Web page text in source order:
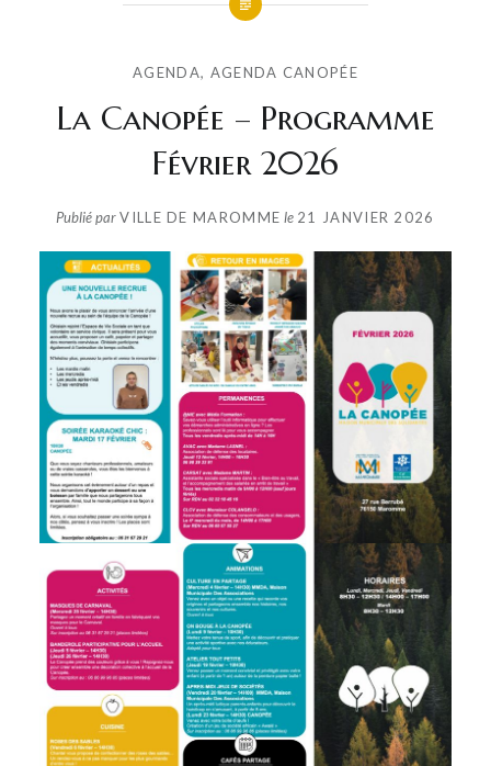
AGENDA, AGENDA CANOPÉE
La Canopée – Programme
Février 2026
Publié parVILLE DE MAROMME le 21 JANVIER 2026